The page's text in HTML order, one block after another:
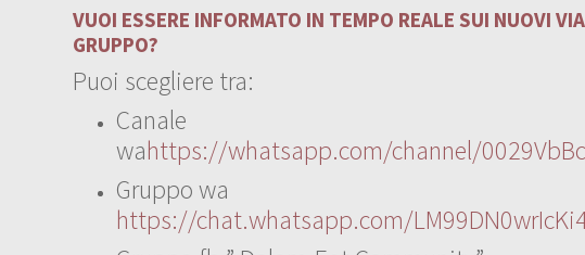
VUOI ESSERE INFORMATO IN TEMPO REALE SUI NUOVI
GRUPPO?
Puoi scegliere tra:
Canale
wahttps://whatsapp.com/channel/
Gruppo wa
https://chat.whatsapp.com/